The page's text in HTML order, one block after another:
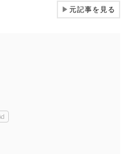
▶元記事を見る